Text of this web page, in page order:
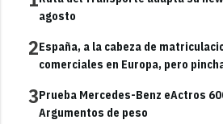
agosto
2España, a la cabeza de
comerciales en Europa, pero
3Prueba Mercedes-Benz eActros
Argumentos de peso